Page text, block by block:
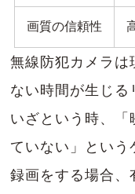
画質の信頼性
無線防犯カメラは
ない時間が生じる
いざという時、「
ていない」という
録画をする場合、